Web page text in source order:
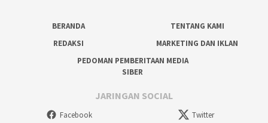
BERANDA
TENTANG KAMI
REDAKSI
MARKETING DAN IKLAN
PEDOMAN PEMBERITAAN MEDIA
SIBER
JARINGAN SOCIAL
Facebook Twitter